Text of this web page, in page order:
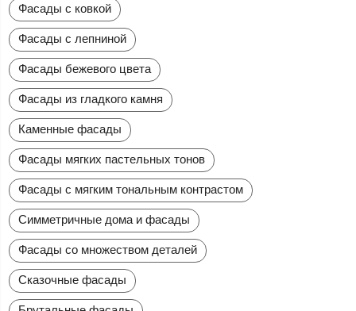
Фасады с ковкой
Фасады с лепниной
Фасады бежевого цвета
Фасады из гладкого камня
Каменные фасады
Фасады мягких пастельных тонов
Фасады с мягким тональным контрастом
Симметричные дома и фасады
Фасады со множеством деталей
Сказочные фасады